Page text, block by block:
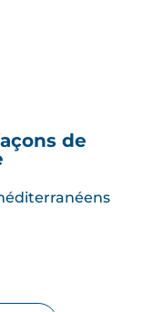
de